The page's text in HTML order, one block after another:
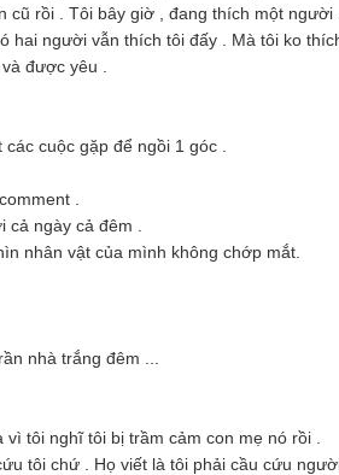
cũ rồi . Tôi bây giờ , đang thích một
hai người vẫn thích tôi đấy . Mà tôi ko
được yêu .
cuộc gặp để ngồi 1 góc .
.
ngày cả đêm .
nhân vật của mình không chớp mắt.
nhà trắng đêm ...
tôi nghĩ tôi bị trầm cảm con mẹ nó rồi .
tôi chứ . Họ viết là tôi phải cầu cứu